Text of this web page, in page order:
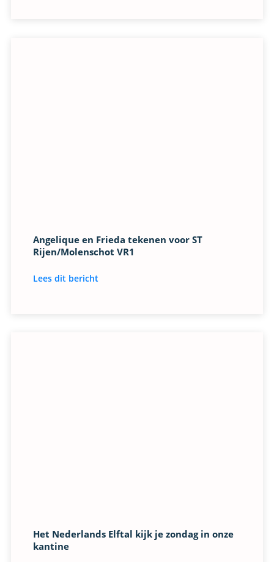
Angelique en Frieda tekenen voor ST
Rijen/Molenschot VR1
Lees dit bericht
Het Nederlands Elftal kijk je zondag in onze
kantine